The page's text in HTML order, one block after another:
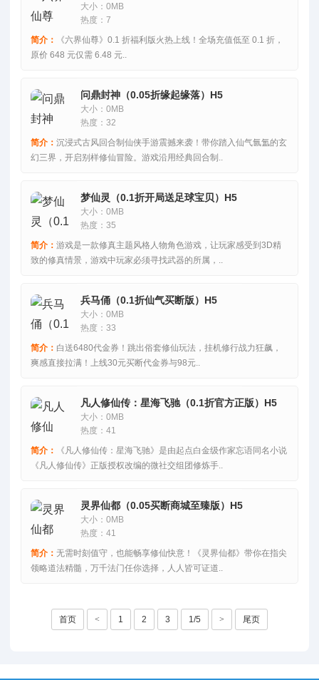
大小：0MB
热度：7
简介：
《六界仙尊》0.1 折福利版火热上线！全场充值低至 0.1 折，
原价 648 元仅需 6.48 元..
问鼎封神（0.05折缘起缘落）H5
大小：0MB
热度：32
简介： 沉浸式古风回合制仙侠手游震撼来袭！带你踏入仙气氤氲的玄
幻三界，开启别样修仙冒险。游戏沿用经典回合制..
梦仙灵（0.1折开局送足球宝贝）H5
大小：0MB
热度：35
简介： 游戏是一款修真主题风格人物角色游戏，让玩家感受到3D精
致的修真情景，游戏中玩家必须寻找武器的所属，..
兵马俑（0.1折仙气买断版）H5
大小：0MB
热度：33
简介： 白送6480代金券！跳出俗套修仙玩法，挂机修行战力狂飙，
爽感直接拉满！上线30元买断代金券与98元..
凡人修仙传：星海飞驰（0.1折官方正版）H5
大小：0MB
热度：41
简介：
《凡人修仙传：星海飞驰》是由起点白金级作家忘语同名小说
《凡人修仙传》正版授权改编的微社交组团修炼手..
灵界仙都（0.05买断商城至臻版）H5
大小：0MB
热度：41
简介： 无需时刻值守，也能畅享修仙快意！《灵界仙都》带你在指尖
领略道法精髓，万千法门任你选择，人人皆可证道..
首页 < 1 2 3 1/5 > 尾页